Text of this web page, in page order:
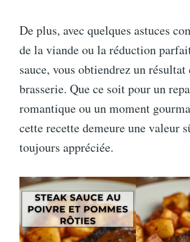
De plus, avec quelques astuces
de la viande ou la réduction
sauce, vous obtiendrez un résultat
brasserie. Que ce soit pour un
romantique ou un moment
cette recette demeure une valeur
toujours appréciée.